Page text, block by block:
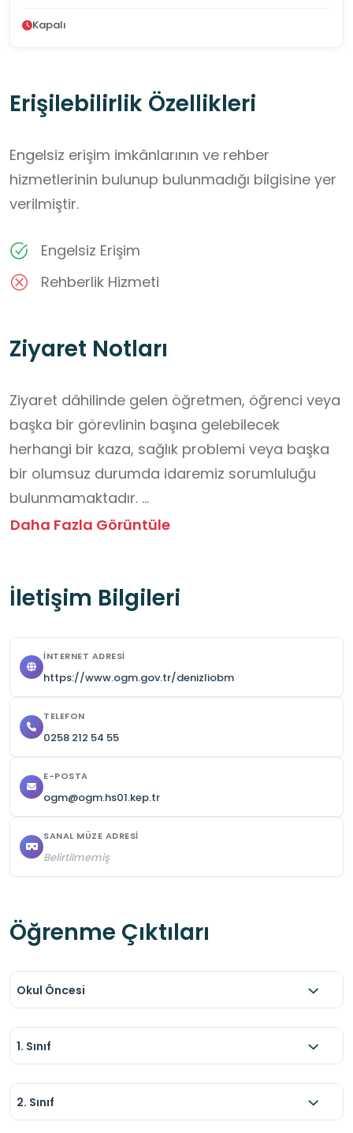
Kapalı
Erişilebilirlik Özellikleri
Engelsiz erişim imkânlarının ve rehber
hizmetlerinin bulunup bulunmadığı bilgisine yer
verilmiştir.
Engelsiz Erişim
Rehberlik Hizmeti
Ziyaret Notları
Ziyaret dâhilinde gelen öğretmen, öğrenci veya
başka bir görevlinin başına gelebilecek
herhangi bir kaza, sağlık problemi veya başka
bir olumsuz durumda idaremiz sorumluluğu
bulunmamaktadır.
Ziyaret için genel olarak uygun olmayıp istisnai
edilebilir.
Daha Fazla Görüntüle
İletişim Bilgileri
İNTERNET ADRESI
https://www.ogm.gov.tr/denizliobm
TELEFON
0258 212 54 55
E-POSTA
ogm@ogm.hs01.kep.tr
SANAL MÜZE ADRESI
Belirtilmemiş
Öğrenme Çıktıları
Okul Öncesi
1. Sınıf
2. Sınıf